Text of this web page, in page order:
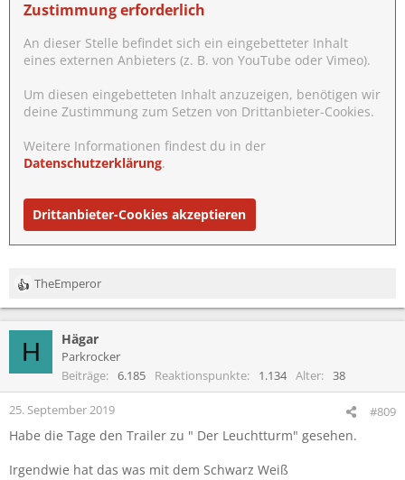
Zustimmung erforderlich
An dieser Stelle befindet sich ein eingebetteter Inhalt
eines externen Anbieters (z. B. von YouTube oder Vimeo).
Um diesen eingebetteten Inhalt anzuzeigen, benötigen wir
deine Zustimmung zum Setzen von Drittanbieter-Cookies.
Weitere Informationen findest du in der
Datenschutzerklärung.
Drittanbieter-Cookies akzeptieren
R
e
i
o
n
n
TheEmperor
H Hägar
Parkrocker
Beiträge
6.185 Reaktionspunkte 1.134 Alter 38
25. September 2019 #809
Habe die Tage den Trailer zu " Der Leuchtturm" gesehen.
Irgendwie hat das was mit dem Schwarz Weiß